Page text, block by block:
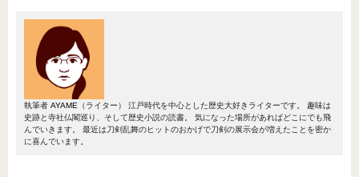
執筆者 AYAME （ライター）
江戸時代を中心とした歴史大好きライターです。 趣味は
史跡と寺社仏閣巡り、そして歴史小説の読書。 気になった場所があればどこにでも飛
んでいきます。 最近は刀剣乱舞のヒットのおかげで刀剣の展示会が増えたことを密か
に喜んでいます。